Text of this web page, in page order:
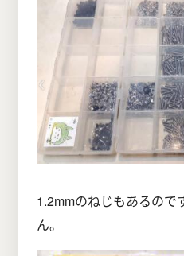
1.2mmのねじもあるので
ん。